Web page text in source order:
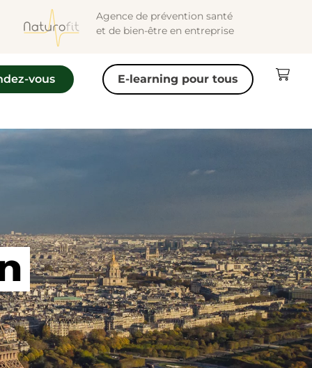
Agence de prévention santé
et de bien-être en entreprise
vous E-learning pour tous